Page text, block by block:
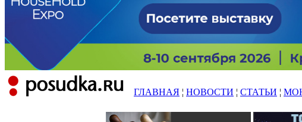
ГЛАВНАЯ ¦ НОВОСТИ ¦ СТАТЬИ ¦